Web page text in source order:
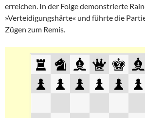
erreichen. In der Folge demonstrierte
»Verteidigungshärte« und führte die
Zügen zum Remis.